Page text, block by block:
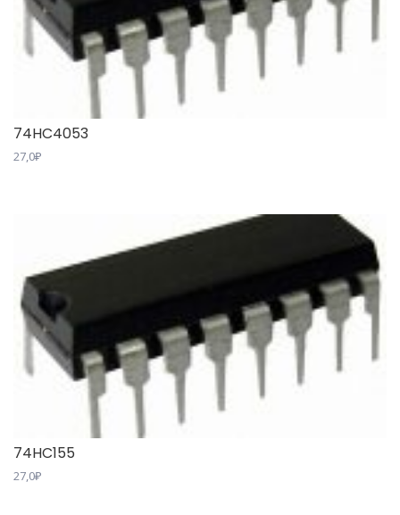
74HC4053
27,0₽
74HC155
27,0₽